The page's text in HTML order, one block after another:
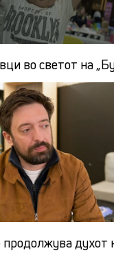
во светот на
продолжува духот